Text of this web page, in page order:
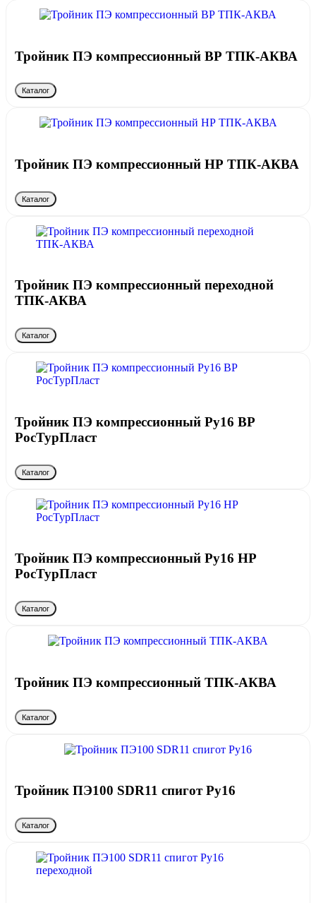
Тройник ПЭ компрессионный ВР ТПК-АКВА
Каталог
Тройник ПЭ компрессионный НР ТПК-АКВА
Каталог
Тройник ПЭ компрессионный переходной
ТПК-АКВА
Каталог
Тройник ПЭ компрессионный Ру16 ВР
РосТурПласт
Каталог
Тройник ПЭ компрессионный Ру16 НР
РосТурПласт
Каталог
Тройник ПЭ компрессионный ТПК-АКВА
Каталог
Тройник ПЭ100 SDR11 спигот Ру16
Каталог